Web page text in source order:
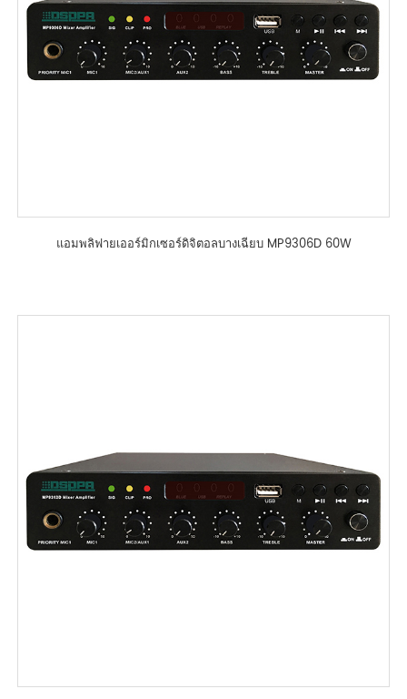
แอมพลิฟายเออร์มิกเซอร์ดิจิตอลบางเฉียบ MP9306D 60W